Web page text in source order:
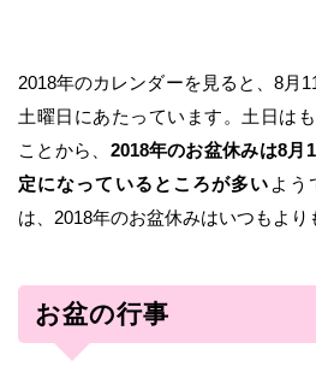
2018年のカレンダーを見ると、8月
土曜日にあたっています。土日は
ことから、 2018年のお盆休みは8月
定になっているところが多い よう
は、2018年のお盆休みはいつもより
お盆の行事